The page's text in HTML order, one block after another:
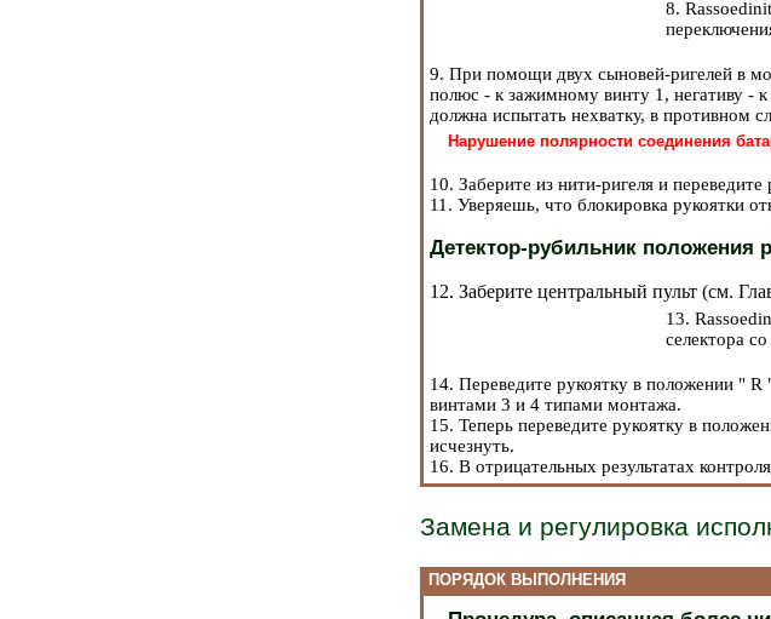
8.
9. При помощи двух сыновей-ригелей в
полюс - к зажимному винту 1, негативу -
должна испытать нехватку, в противном
Нарушение полярности соединения
10. Заберите из нити-ригеля и
11. Уверяешь, что блокировка рукоятки
Детектор-рубильник положения
12. Заберите центральный пульт (см.
13.
селектора
14. Переведите рукоятку в положении "
винтами 3 и 4 типами монтажа.
15. Теперь переведите рукоятку в
исчезнуть.
16. В отрицательных результатах
Замена и регулировка
ПОРЯДОК ВЫПОЛНЕНИЯ